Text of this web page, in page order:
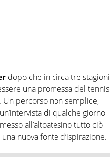
dopo che in circa tre stagioni
una promessa del tennis
percorso non semplice,
di qualche giorno
all’altoatesino tutto ciò
nuova fonte d’ispirazione.